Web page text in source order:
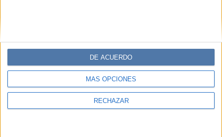
MÁS OPCIONES
RECHAZAR
DE ACUERDO